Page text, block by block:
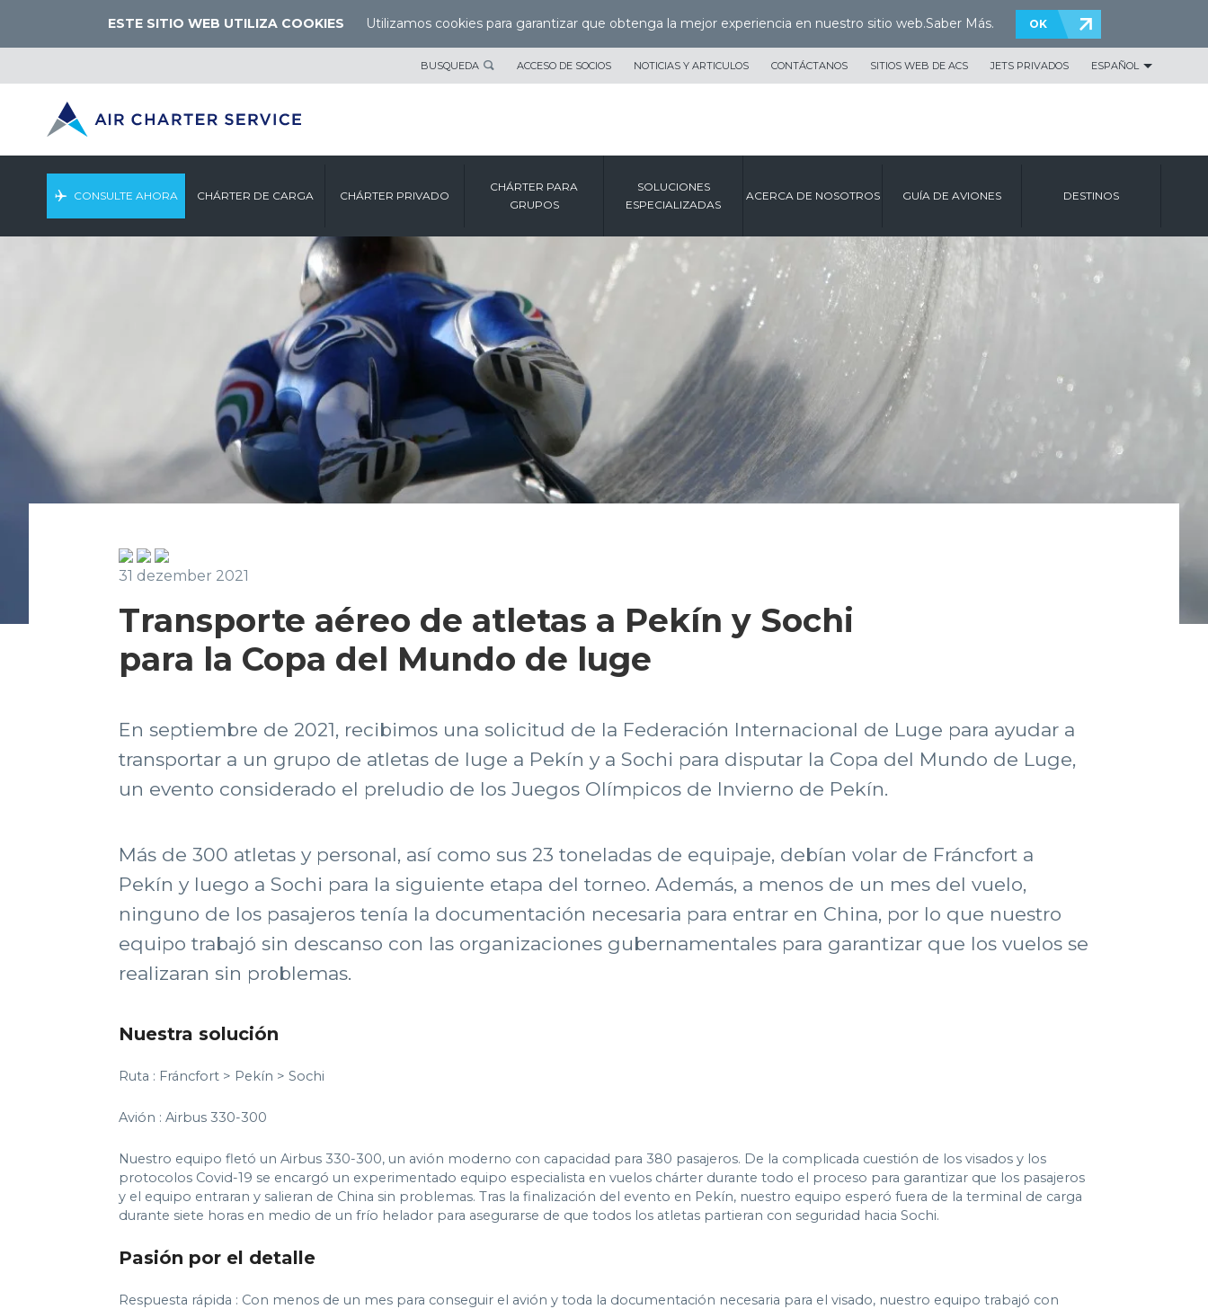
ESTE SITIO WEB UTILIZA COOKIES Utilizamos cookies para garantizar que obtenga la mejor experiencia en nuestro sitio web.Saber Más. OK
BUSQUEDA ACCESO DE SOCIOS NOTICIAS Y ARTICULOS CONTÁCTANOS SITIOS WEB DE ACS JETS PRIVADOS ESPAÑOL
CONSULTE AHORA CHÁRTER DE CARGA CHÁRTER PRIVADO
CHÁRTER PARA
GRUPOS
SOLUCIONES
ESPECIALIZADAS
ACERCA DE NOSOTROS GUÍA DE AVIONES DESTINOS
31 dezember 2021
Transporte aéreo de atletas a Pekín y Sochi
para la Copa del Mundo de luge
En septiembre de 2021, recibimos una solicitud de la Federación Internacional de Luge para ayudar a
transportar a un grupo de atletas de luge a Pekín y a Sochi para disputar la Copa del Mundo de Luge,
un evento considerado el preludio de los Juegos Olímpicos de Invierno de Pekín.
Más de 300 atletas y personal, así como sus 23 toneladas de equipaje, debían volar de Fráncfort a
Pekín y luego a Sochi para la siguiente etapa del torneo. Además, a menos de un mes del vuelo,
ninguno de los pasajeros tenía la documentación necesaria para entrar en China, por lo que nuestro
equipo trabajó sin descanso con las organizaciones gubernamentales para garantizar que los vuelos se
realizaran sin problemas.
Nuestra solución
Ruta : Fráncfort > Pekín > Sochi
Avión : Airbus 330-300
Nuestro equipo fletó un Airbus 330-300, un avión moderno con capacidad para 380 pasajeros. De la complicada cuestión de los visados y los
protocolos Covid-19 se encargó un experimentado equipo especialista en vuelos chárter durante todo el proceso para garantizar que los pasajeros
y el equipo entraran y salieran de China sin problemas. Tras la finalización del evento en Pekín, nuestro equipo esperó fuera de la terminal de carga
durante siete horas en medio de un frío helador para asegurarse de que todos los atletas partieran con seguridad hacia Sochi.
Pasión por el detalle
Respuesta rápida : Con menos de un mes para conseguir el avión y toda la documentación necesaria para el visado, nuestro equipo trabajó con